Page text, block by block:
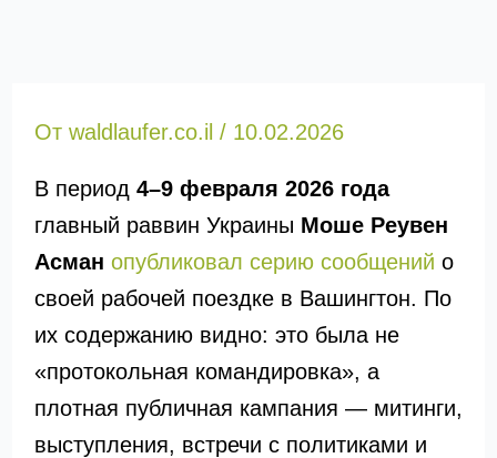
От waldlaufer.co.il / 10.02.2026
В период 4–9 февраля 2026 года
главный раввин Украины Моше Реувен
Асман опубликовал серию сообщений о
своей рабочей поездке в Вашингтон. По
их содержанию видно: это была не
«протокольная командировка», а
плотная публичная кампания — митинги,
выступления, встречи с политиками и